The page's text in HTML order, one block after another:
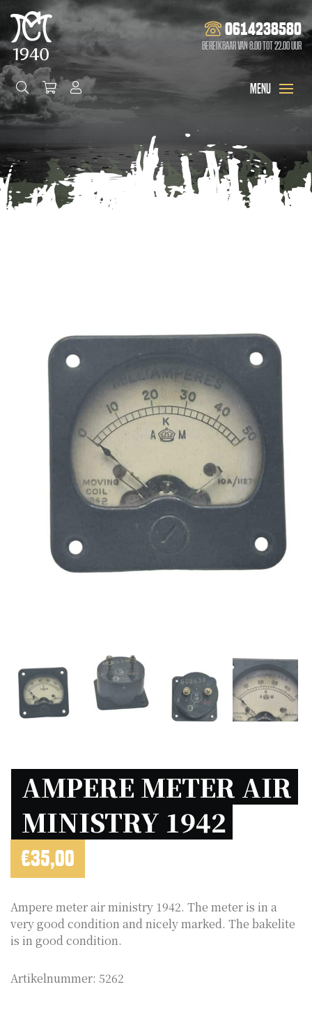
0614238580
Bereikbaar van 8.00 tot 22.00 uur
AMPERE METER AIR
MINISTRY 1942
€35,00
Ampere meter air ministry 1942. The meter is in a
very good condition and nicely marked. The bakelite
is in good condition.
Artikelnummer: 5262